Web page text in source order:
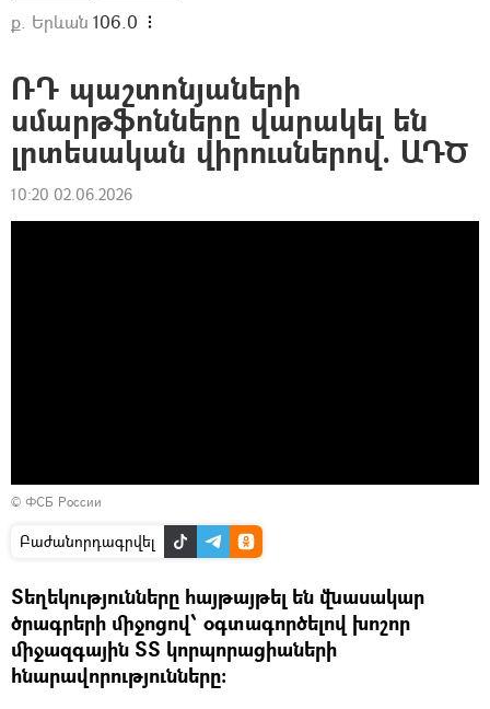
ք. Երևան 106.0
ՌԴ պաշտոնյաների
սմարթֆոնները վարակել են
լրտեսական վիրուսներով. ԱԴԾ
10:20 02.06.2026
© ФСБ России
Բաժանորդագրվել
Տեղեկությունները հայթայթել են վնասակար
ծրագրերի միջոցով՝ օգտագործելով խոշոր
միջազգային ՏՏ կորպորացիաների
հնարավորությունները։